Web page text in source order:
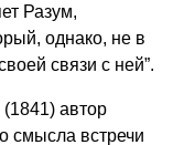
Разум,
однако, не в
связи с ней”.
автор
смысла встречи